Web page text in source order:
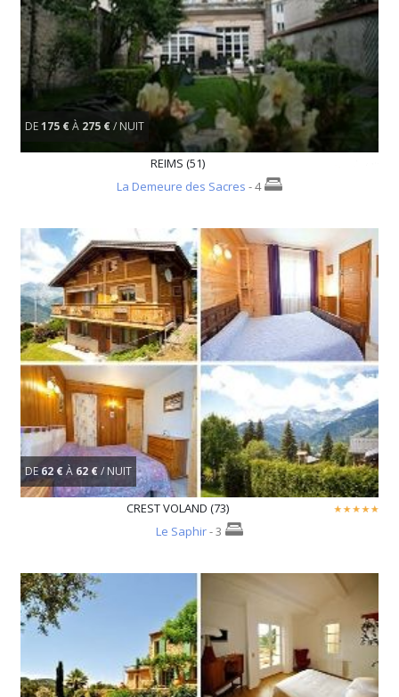
DE175 €À 275 €/ NUIT
REIMS (51)
La Demeure des Sacres - 4
DE62 €À 62 €/ NUIT
CREST VOLAND (73)
Le Saphir- 3